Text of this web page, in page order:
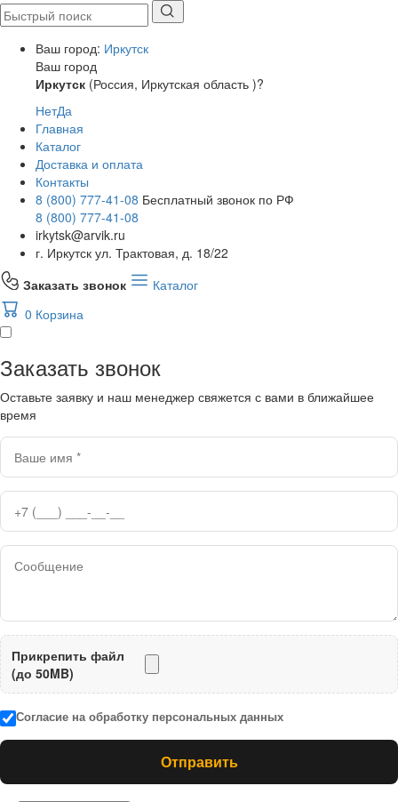
Ваш город: Иркутск
Ваш город
Иркутск (Россия, Иркутская область )?
НетДа
Главная
Каталог
Доставка и оплата
Контакты
8 (800) 777-41-08 Бесплатный звонок по РФ
8 (800) 777-41-08
irkytsk@arvik.ru
г. Иркутск ул. Трактовая, д. 18/22
Заказать звонок
Каталог
0 Корзина
Заказать звонок
Оставьте заявку и наш менеджер свяжется с вами в ближайшее
время
Прикрепить файл
(до 50MB)
Согласие на обработку персональных данных
Отправить